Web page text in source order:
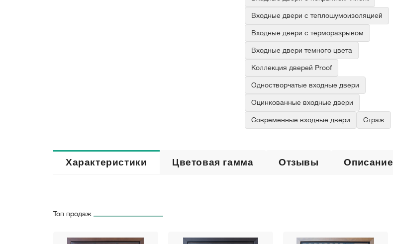
Входные двери с теплошумоизоляцией
Входные двери с терморазрывом
Входные двери темного цвета
Коллекция дверей Proof
Одностворчатые входные двери
Оцинкованные входные двери
Современные входные двери Страж
Характеристики Цветовая гамма Отзывы Описание
Топ продаж